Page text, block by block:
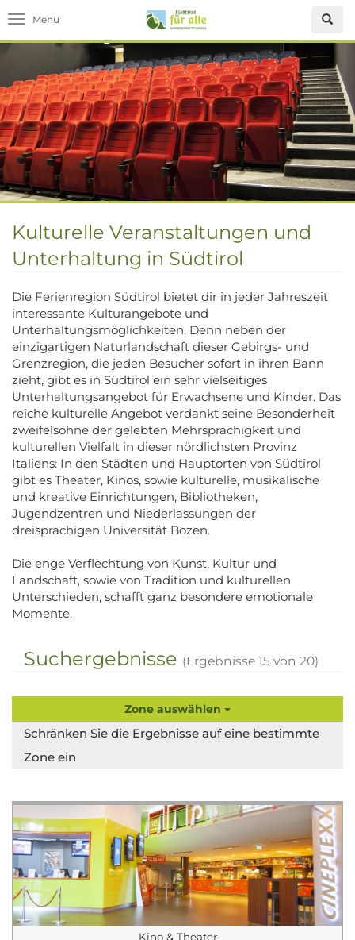
Toggle navigation
Kulturelle Veranstaltungen und
Unterhaltung in Südtirol
Die Ferienregion Südtirol bietet dir in jeder Jahreszeit
interessante Kulturangebote und
Unterhaltungsmöglichkeiten. Denn neben der
einzigartigen Naturlandschaft dieser Gebirgs- und
Grenzregion, die jeden Besucher sofort in ihren Bann
zieht, gibt es in Südtirol ein sehr vielseitiges
Unterhaltungsangebot für Erwachsene und Kinder. Das
reiche kulturelle Angebot verdankt seine Besonderheit
zweifelsohne der gelebten Mehrsprachigkeit und
kulturellen Vielfalt in dieser nördlichsten Provinz
Italiens: In den Städten und Hauptorten von Südtirol
gibt es Theater, Kinos, sowie kulturelle, musikalische
und kreative Einrichtungen, Bibliotheken,
Jugendzentren und Niederlassungen der
dreisprachigen Universität Bozen.
Die enge Verflechtung von Kunst, Kultur und
Landschaft, sowie von Tradition und kulturellen
Unterschieden, schafft ganz besondere emotionale
Momente.
Suchergebnisse (Ergebnisse 15 von 20)
Zone auswählen
Schränken Sie die Ergebnisse auf eine bestimmte
Zone ein
Kino & Theater